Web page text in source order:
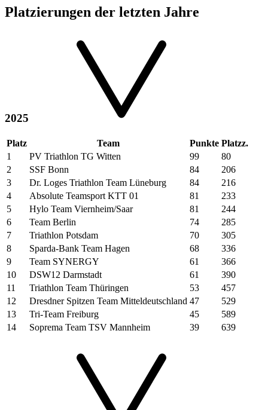
Platzierungen der letzten Jahre
2025
Platz Team Punkte Platzz.
1
PV Triathlon TG Witten 99
80
2
SSF Bonn 84
206
3
Dr. Loges Triathlon Team Lüneburg 84
216
4
Absolute Teamsport KTT 01 81
233
5
Hylo Team Viernheim/Saar 81
244
6
Team Berlin 74
285
7
Triathlon Potsdam 70
305
8
Sparda-Bank Team Hagen 68
336
9
Team SYNERGY 61
366
10
DSW12 Darmstadt 61
390
11
Triathlon Team Thüringen 53
457
12
Dresdner Spitzen Team Mitteldeutschland 47
529
13
Tri-Team Freiburg 45
589
14
Soprema Team TSV Mannheim 39 639